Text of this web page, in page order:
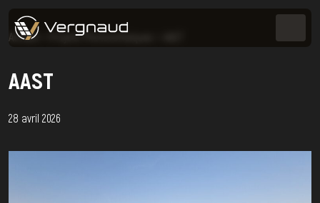
Accueil Projets Photovoltaïques
AAST
28 avril 2026